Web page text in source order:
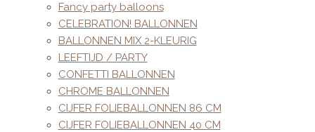
Fancy party balloons
CELEBRATION! BALLONNEN
BALLONNEN MIX 2-KLEURIG
LEEFTIJD / PARTY
CONFETTI BALLONNEN
CHROME BALLONNEN
CIJFER FOLIEBALLONNEN 86 CM
CIJFER FOLIEBALLONNEN 40 CM